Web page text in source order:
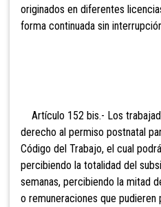
originados en diferentes
forma continuada sin
Artículo 152 bis.- Los
derecho al permiso postnatal
Código del Trabajo, el cual
percibiendo la totalidad del
semanas, percibiendo la mitad
o remuneraciones que pudieren